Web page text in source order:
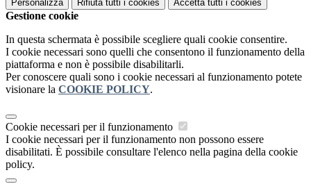
Personalizza Rifiuta tutti i cookies Accetta tutti i cookies
Gestione cookie
In questa schermata è possibile scegliere quali cookie consentire.
I cookie necessari sono quelli che consentono il funzionamento della
piattaforma e non è possibile disabilitarli.
Per conoscere quali sono i cookie necessari al funzionamento potete
visionare la COOKIE POLICY.
Cookie necessari per il funzionamento
I cookie necessari per il funzionamento non possono essere
disabilitati. È possibile consultare l'elenco nella pagina della cookie
policy.